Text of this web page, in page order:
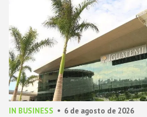
IN BUSINESS 6 de agosto de 2026